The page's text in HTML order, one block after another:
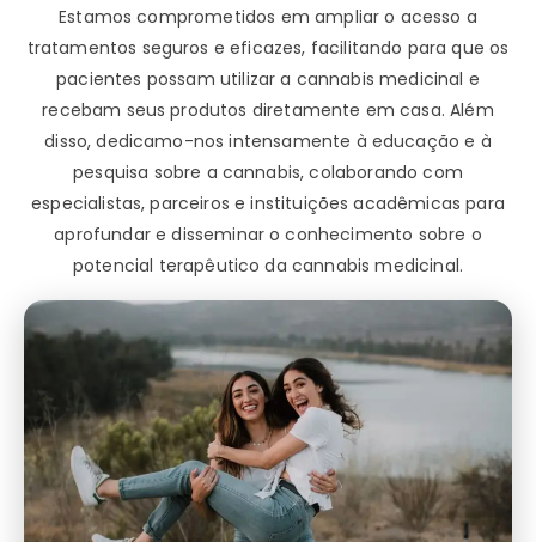
Estamos comprometidos em ampliar o acesso a
tratamentos seguros e eficazes, facilitando para que os
pacientes possam utilizar a cannabis medicinal e
recebam seus produtos diretamente em casa. Além
disso, dedicamo-nos intensamente à educação e à
pesquisa sobre a cannabis, colaborando com
especialistas, parceiros e instituições acadêmicas para
aprofundar e disseminar o conhecimento sobre o
potencial terapêutico da cannabis medicinal.